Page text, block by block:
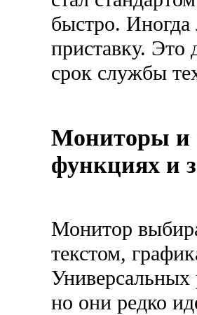
быстро.
приставку. Это
срок службы
Мониторы и
функциях и
Монитор
текстом,
но они редко